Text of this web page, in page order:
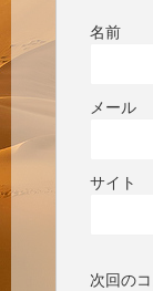
名前
メール
サイト
次回の